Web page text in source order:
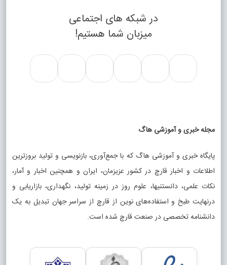
در شبکه های اجتماعی
میزبان شما هستیم!
مجله خبری و آموزشی هاگ
پایگاه خبری و آموزشی هاگ که با جمع‌آوری، بازنویسی و تولید بروزترین
اطلاعات و اخبار قارچ در کشور عزیزمان، ایران و همچنین اخبار و آمار،
نکات علمی، دانستنیها، علوم روز در زمینه تولید، نگهداری، بازاریابی و
درنهایت طبخ و استفاده‌های نوین از قارچ از سراسر جهان تبدیل به یک
دانشنامه تخصصی در صنعت قارچ شده است.